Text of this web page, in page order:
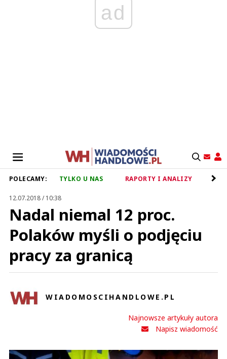
ad
POLECAMY: TYLKO U NAS RAPORTY I ANALIZY
12.07.2018 / 10:38
Nadal niemal 12 proc.
Polaków myśli o podjęciu
pracy za granicą
WIADOMOSCIHANDLOWE.PL
Najnowsze artykuły autora
Napisz wiadomość